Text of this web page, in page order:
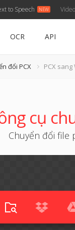
to Speech
OCR API
đổi PCX PCX sang
cụ
Chuyển đổi file